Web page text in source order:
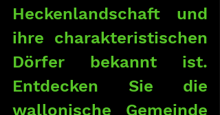
Heckenlandschaft und
ihre charakteristischen
Dörfer bekannt ist.
Entdecken Sie die
wallonische Gemeinde